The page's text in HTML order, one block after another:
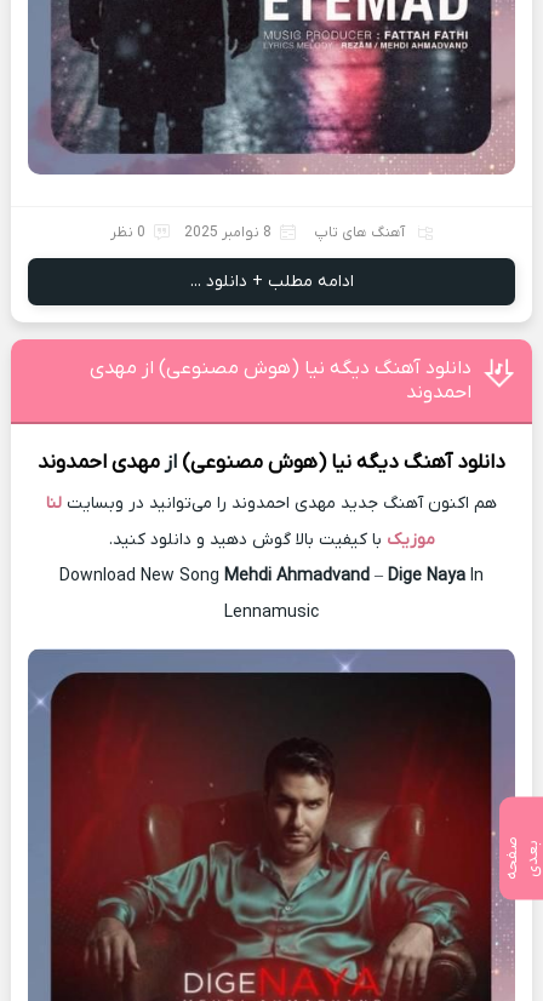
آهنگ های تاپ 8 نوامبر 2025 0 نظر
ادامه مطلب + دانلود ...
دانلود آهنگ دیگه نیا (هوش مصنوعی) از مهدی
احمدوند
دانلود آهنگدیگه نیا (هوش مصنوعی) ازمهدی احمدوند
هم اکنون آهنگ جدید مهدی احمدوند را می‌توانید در وبسایت لنا
موزیک با کیفیت بالا گوش دهید و دانلود کنید.
Download New Song Mehdi Ahmadvand – Dige Naya In
Lennamusic
ص
ف
ح
ه ب ع
د ی